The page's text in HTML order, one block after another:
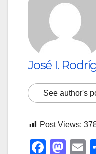
José I.
See author's
Post Views:
F
M
E